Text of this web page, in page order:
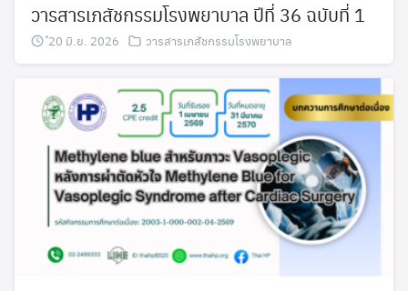
วารสารเภสัชกรรมโรงพยาบาล ปีที่ 36 ฉบับที่ 1
๋20 มิ.ย. 2026 วารสารเภสัชกรรมโรงพยาบาล